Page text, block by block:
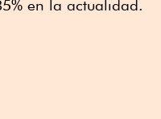
en la actualidad.